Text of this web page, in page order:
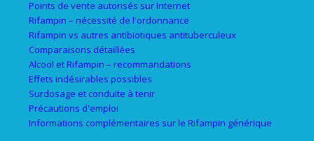
Points de vente autorisés sur Internet
Rifampin – nécessité de l'ordonnance
Rifampin vs autres antibiotiques antituberculeux
Comparaisons détaillées
Alcool et Rifampin – recommandations
Effets indésirables possibles
Surdosage et conduite à tenir
Précautions d'emploi
Informations complémentaires sur le Rifampin générique